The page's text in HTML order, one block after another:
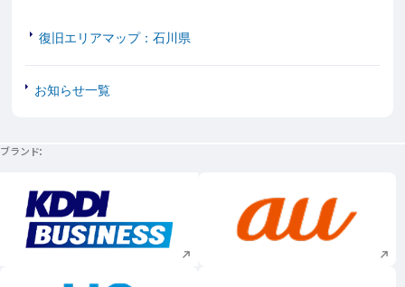
復旧エリアマップ：石川県
お知らせ一覧
ブランド
新規ウィンドウで開く 新規ウィンドウで